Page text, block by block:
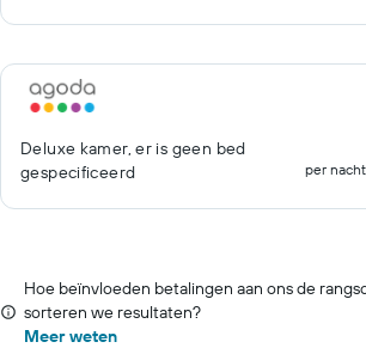
Deluxe kamer, er is geen bed
gespecificeerd
per
Hoe beïnvloeden betalingen aan ons de
sorteren we resultaten?
Meer weten